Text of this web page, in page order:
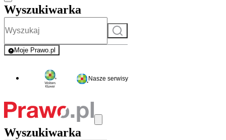
Wyszukiwarka
Szukaj
Moje Prawo.pl
- rejestracja i logowanie do serwisu
Nasze serwisy
Wyszukiwarka